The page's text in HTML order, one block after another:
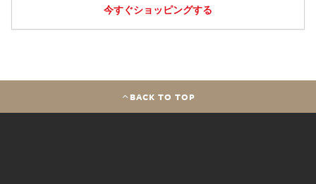
今すぐショッピングする
BACK TO TOP